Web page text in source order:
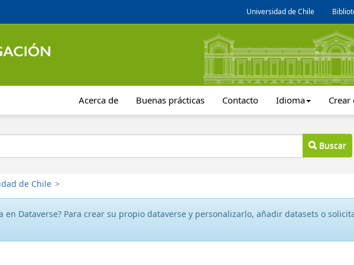
Universidad de Chile
Acerca de Buenas prácticas Contacto Idioma Crear
Buscar
de Chile >
en Dataverse? Para crear su propio dataverse y personalizarlo, añadir datasets o